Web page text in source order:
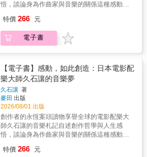
悟，談論身為作曲家與音樂的關係這種感動，
練而出的信心。原來，感動可以如此創造。雖
然我多少也想當個好人，但是如果要我選擇當
個好人，還是要創作好曲子，想也不用想，我
久石讓創意過程的誠實紀錄久石讓的音樂作
品，讓感動在電影落幕後依然延續，不禁讓人
產生好奇：為何他能十年如一日地維持創作高
峰，保持源源不絕的創意？關於創作與音樂，
久石讓這麼說——＊所謂的一流，即擁有每一
次都能夠發揮高水準的能力。要將創作當成一
份工作，不能只是做出一兩件好作品。如果一
輩子只需要有一件作品，那麼任何人都可以譜
出好的曲子、寫出好的小說，或拍出好的電
影。……集中精神思考、創作作品，是否能夠
特價 266 元
電子書
【電子書】感動，如此創造：日本電影配
樂大師久石讓的音樂夢
久石讓 著
麥田 出版
2026/08/01 出版
創作者的永恆案頭讀物享譽全球的電影配樂大
師久石讓的音樂札記自述創作哲學與人生感
悟，談論身為作曲家與音樂的關係這種感動，
練而出的信心。原來，感動可以如此創造。雖
特價 266 元